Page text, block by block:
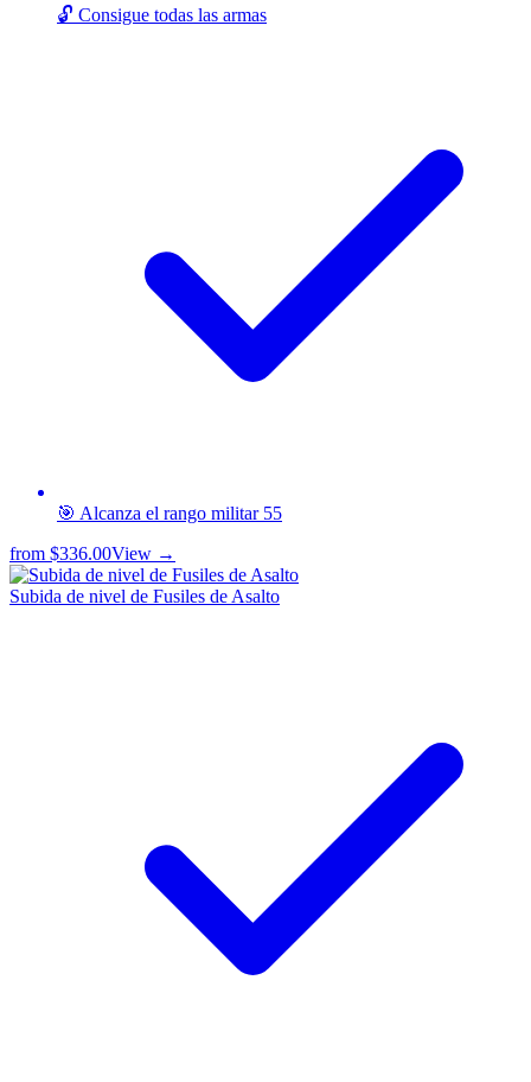
🔓 Consigue todas las armas
🎯 Alcanza el rango militar 55
from $336.00View →
Subida de nivel de Fusiles de Asalto